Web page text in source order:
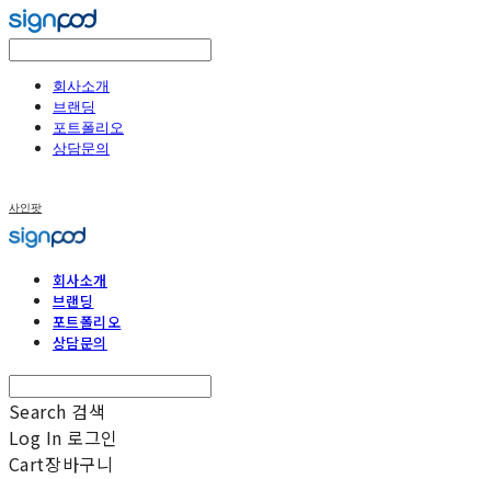
회사소개
브랜딩
포트폴리오
상담문의
사인팟
회사소개
브랜딩
포트폴리오
상담문의
Search 검색
Log In 로그인
Cart장바구니